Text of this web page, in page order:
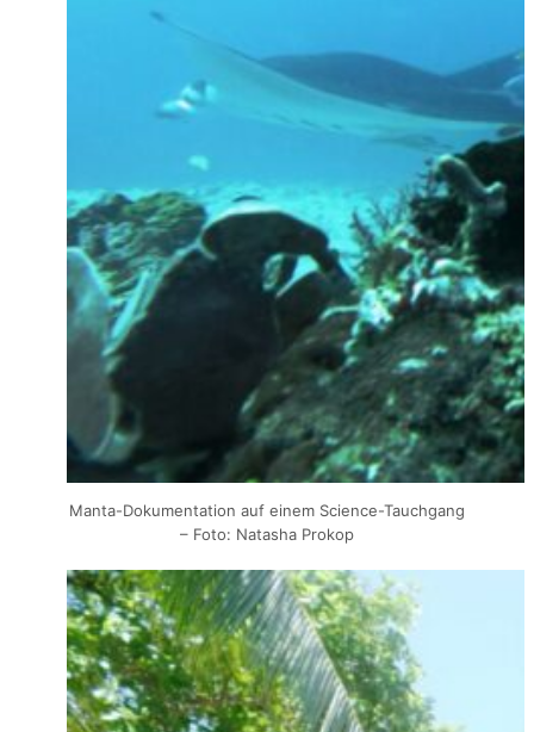
Manta-Dokumentation auf einem Science-Tauchgang
– Foto: Natasha Prokop